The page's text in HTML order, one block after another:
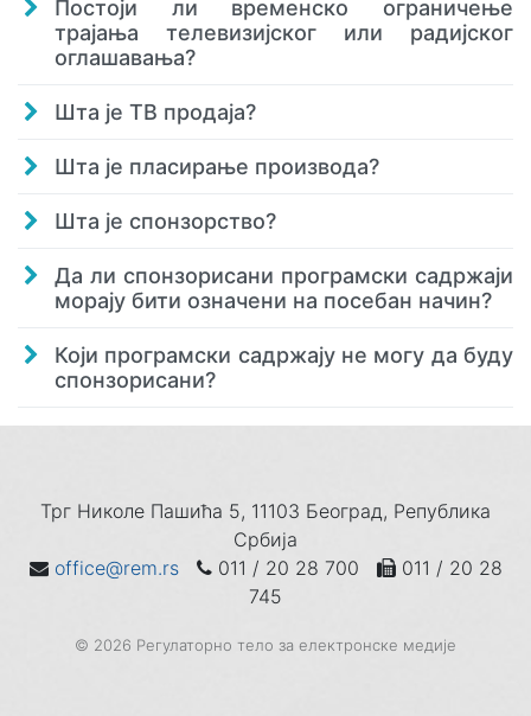
Постоји ли временско ограничење
трајања телевизијског или радијског
оглашавања?
Шта је ТВ продаја?
Шта је пласирање производа?
Шта је спонзорство?
Да ли спонзорисани програмски садржаји
морају бити означени на посебан начин?
Који програмски садржају не могу да буду
спонзорисани?
Трг Николе Пашића 5, 11103 Београд, Република
Србија
office@rem.rs
011 / 20 28 700
011 / 20 28
745
© 2026 Регулаторно тело за електронске медије